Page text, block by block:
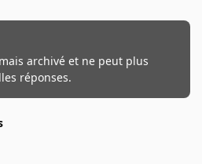
archivé et ne peut plus
réponses.